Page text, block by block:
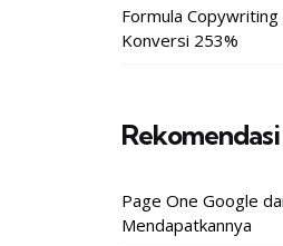
Formula Copywriting
Konversi 253%
Rekomendasi
Page One Google
Mendapatkannya